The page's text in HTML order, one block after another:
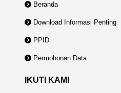
Beranda
Download Informasi Penting
PPID
Permohonan Data
IKUTI KAMI